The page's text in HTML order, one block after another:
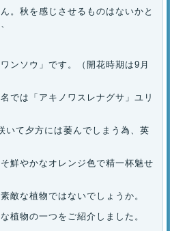
。秋を感じさせるものはないかと
ンソウ」です。（開花時期は9月
では「アキノワスレナグサ」ユリ
いて夕方には萎んでしまう為、英
鮮やかなオレンジ色で精一杯魅せ
敵な植物ではないでしょうか。
植物の一つをご紹介しました。